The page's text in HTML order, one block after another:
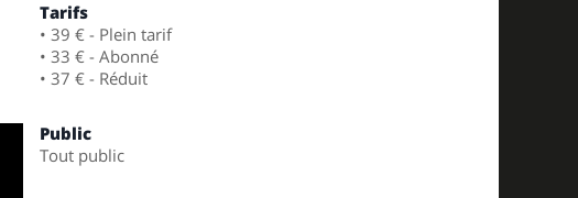
Tarifs
• 39 € - Plein tarif
• 33 € - Abonné
• 37 € - Réduit
Public
Tout public